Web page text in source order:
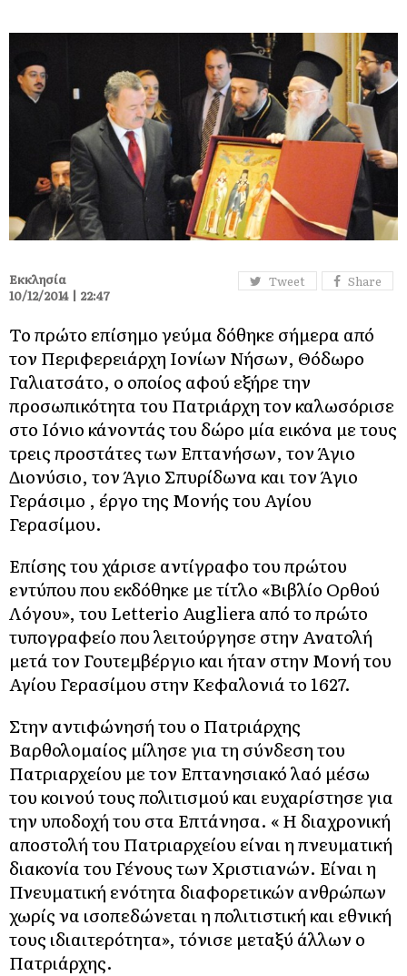
Tweet Share
Εκκλησία
10/12/2014 | 22:47
Το πρώτο επίσημο γεύμα δόθηκε σήμερα από
τον Περιφερειάρχη Ιονίων Νήσων, Θόδωρο
Γαλιατσάτο, ο οποίος αφού εξήρε την
προσωπικότητα του Πατριάρχη τον καλωσόρισε
στο Ιόνιο κάνοντάς του δώρο μία εικόνα με τους
τρεις προστάτες των Επτανήσων, τον Άγιο
Διονύσιο, τον Άγιο Σπυρίδωνα και τον Άγιο
Γεράσιμο , έργο της Μονής του Αγίου
Γερασίμου.
Επίσης του χάρισε αντίγραφο του πρώτου
εντύπου που εκδόθηκε με τίτλο «Βιβλίο Ορθού
Λόγου», του Letterio Augliera από το πρώτο
τυπογραφείο που λειτούργησε στην Ανατολή
μετά τον Γουτεμβέργιο και ήταν στην Μονή του
Αγίου Γερασίμου στην Κεφαλονιά το 1627.
Στην αντιφώνησή του ο Πατριάρχης
Βαρθολομαίος μίλησε για τη σύνδεση του
Πατριαρχείου με τον Επτανησιακό λαό μέσω
του κοινού τους πολιτισμού και ευχαρίστησε για
την υποδοχή του στα Επτάνησα. « Η διαχρονική
αποστολή του Πατριαρχείου είναι η πνευματική
διακονία του Γένους των Χριστιανών. Είναι η
Πνευματική ενότητα διαφορετικών ανθρώπων
χωρίς να ισοπεδώνεται η πολιτιστική και εθνική
τους ιδιαιτερότητα», τόνισε μεταξύ άλλων ο
Πατριάρχης.